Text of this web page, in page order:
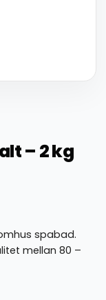
– 2 kg
spabad.
mellan 80 –